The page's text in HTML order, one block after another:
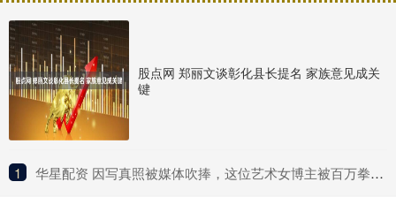
股点网 郑丽文谈彰化县长提名 家族意见成关
键
1 ​华星配资 因写真照被媒体吹捧，这位艺术女博主被百万拳迷称为UFC传奇？